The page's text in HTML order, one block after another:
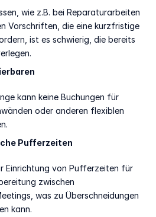
wie z.B. bei Reparaturarbeiten
Vorschriften, die eine kurzfristige
ist es schwierig, die bereits
kann keine Buchungen für
oder anderen flexiblen
Pufferzeiten
Einrichtung von Pufferzeiten für
zwischen
was zu Überschneidungen
kann.